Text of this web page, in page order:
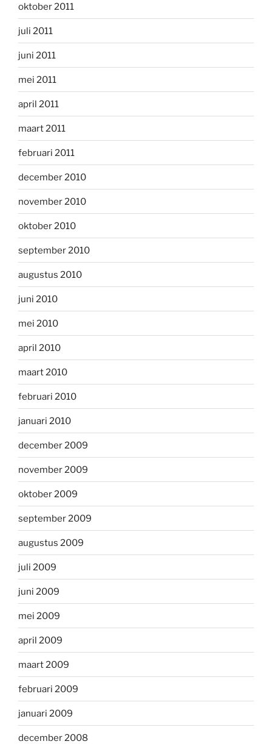
oktober 2011
juli 2011
juni 2011
mei 2011
april 2011
maart 2011
februari 2011
december 2010
november 2010
oktober 2010
september 2010
augustus 2010
juni 2010
mei 2010
april 2010
maart 2010
februari 2010
januari 2010
december 2009
november 2009
oktober 2009
september 2009
augustus 2009
juli 2009
juni 2009
mei 2009
april 2009
maart 2009
februari 2009
januari 2009
december 2008